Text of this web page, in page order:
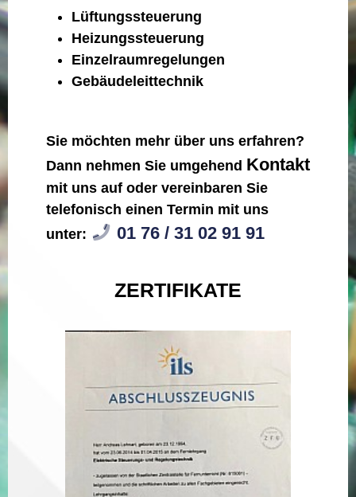
Lüftungssteuerung
Heizungssteuerung
Einzelraumregelungen
Gebäudeleittechnik
Sie möchten mehr über uns erfahren?
Dann nehmen Sie umgehend Kontakt
mit uns auf oder vereinbaren Sie
telefonisch einen Termin mit uns
unter:
01 76 / 31 02 91 91
ZERTIFIKATE